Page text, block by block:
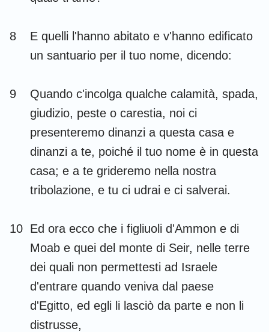
8
E quelli l'hanno abitato e v'hanno edificato
un santuario per il tuo nome, dicendo:
9
Quando c'incolga qualche calamità, spada,
giudizio, peste o carestia, noi ci
presenteremo dinanzi a questa casa e
dinanzi a te, poiché il tuo nome è in questa
casa; e a te grideremo nella nostra
tribolazione, e tu ci udrai e ci salverai.
10 Ed ora ecco che i figliuoli d'Ammon e di
Moab e quei del monte di Seir, nelle terre
dei quali non permettesti ad Israele
d'entrare quando veniva dal paese
d'Egitto, ed egli li lasciò da parte e non li
distrusse,